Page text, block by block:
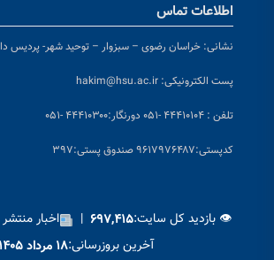
اطلاعات تماس
نشانی: خراسان رضوی – سبزوار – توحید شهر- پردیس
پست الکترونیکی: hakim@hsu.ac.ir
تلفن : ۴۴۴۱۰۱۰۴ -۰۵۱ دورنگار:۴۴۴۱۰۳۰۰ -۰۵۱
کدپستی:۹۶۱۷۹۷۶۴۸۷ صندوق پستی:۳۹۷
👁 بازدید کل سایت:۶۹۷,۴۱۵ | اخبار
آخرین بروزرسانی:۱۸ مرداد ۱۴۰۵